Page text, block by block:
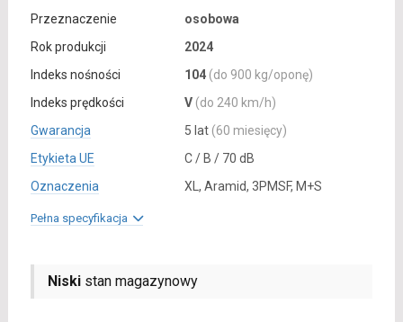
Przeznaczenie
osobowa
Rok produkcji
2024
Indeks nośności
104 (do 900 kg/oponę)
Indeks prędkości
V (do 240 km/h)
Gwarancja
5 lat (60 miesięcy)
Etykieta UE
C / B / 70 dB
Oznaczenia
XL, Aramid, 3PMSF, M+S
Pełna specyfikacja
Niskistan magazynowy